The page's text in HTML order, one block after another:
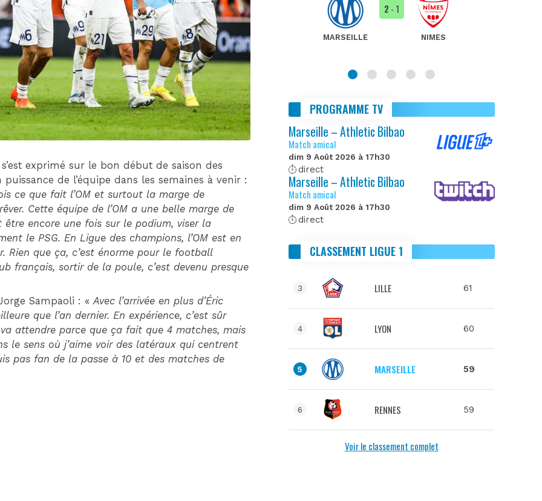
exprimé sur le bon début de saison des
de l’équipe dans les semaines à venir :
ce que fait l’OM et surtout la marge de
Cette équipe de l’OM a une belle marge de
être encore une fois sur le podium, viser la
le PSG. En Ligue des champions, l’OM est en
Rien que ça, c’est énorme pour le football
français, sortir de la poule, c’est devenu presque
Sampaoli : «Avec l’arrivée en plus d’Éric
que l’an dernier. En expérience, c’est sûr
attendre parce que ça fait que 4 matches, mais
le sens où j’aime voir des latéraux qui centrent
pas fan de la passe à 10 et des matches de
MONACO MARSEILLE MARSEILLE
2- 1
NIMES
PROGRAMME TV
Marseille – Athletic Bilbao
Match amical
dim 9 Août 2026 à 17h30
direct
Marseille – Athletic Bilbao
Match amical
dim 9 Août 2026 à 17h30
direct
CLASSEMENT LIGUE 1
3 LILLE 61
4 LYON 60
5 MARSEILLE 59
6 RENNES 59
Voir le classement complet